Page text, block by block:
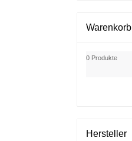
Warenkorb
0 Produkte
Hersteller